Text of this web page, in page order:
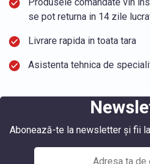
se pot returna in 14 zile
Livrare rapida in toata tara
Asistenta tehnica de
Abonează-te la newsletter și fii